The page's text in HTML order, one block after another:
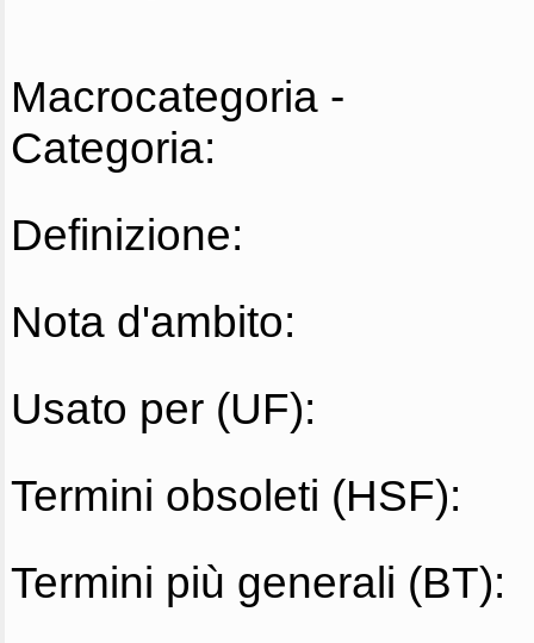
Macrocategoria -
Categoria:
Definizione:
Nota d'ambito:
Usato per (UF):
Termini obsoleti (HSF):
Termini più generali (BT):